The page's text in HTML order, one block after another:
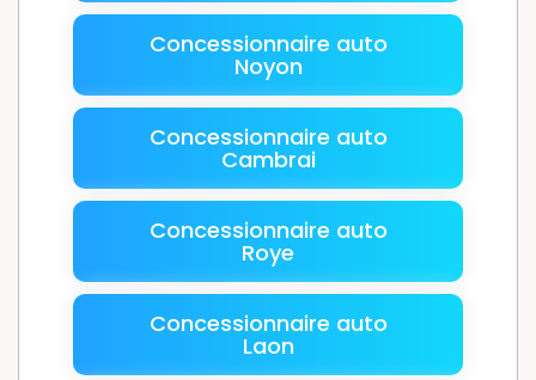
Concessionnaire auto
Noyon
Concessionnaire auto
Cambrai
Concessionnaire auto
Roye
Concessionnaire auto
Laon